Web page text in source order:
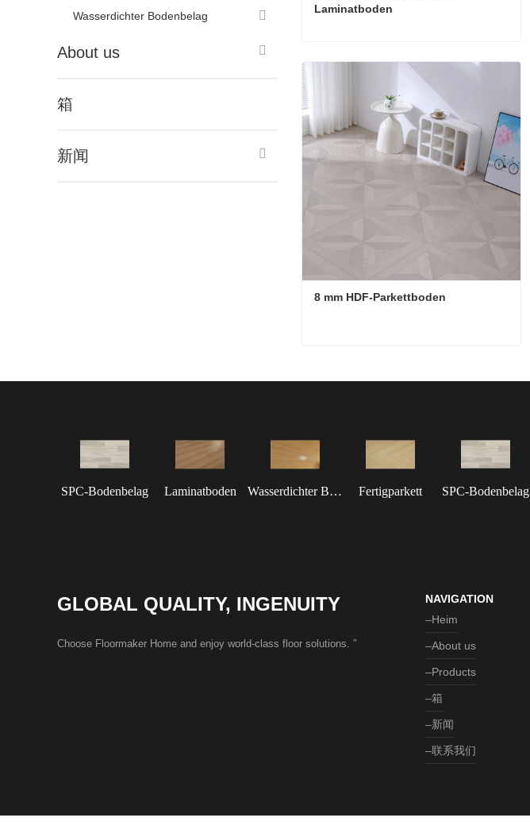
Wasserdichter Bodenbelag
About us
箱
新闻
Laminatboden
Bester Hochglanzküchen -Laminatboden
Jetzt Kontakt aufnehmen
8 mm HDF-Parkettboden
Jetzt Kontakt aufnehmen
SPC-Bodenbelag Laminatboden Wasserdichter Bodenbelag Fertigparkett SPC-Bodenbelag
GLOBAL QUALITY, INGENUITY
Choose Floormaker Home and enjoy world-class floor solutions. ”
NAVIGATION
Heim
About us
Products
箱
新闻
联系我们